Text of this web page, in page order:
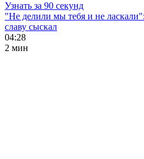
Узнать за 90 секунд
"Не делили мы тебя и не
славу сыскал
04:28
2 мин